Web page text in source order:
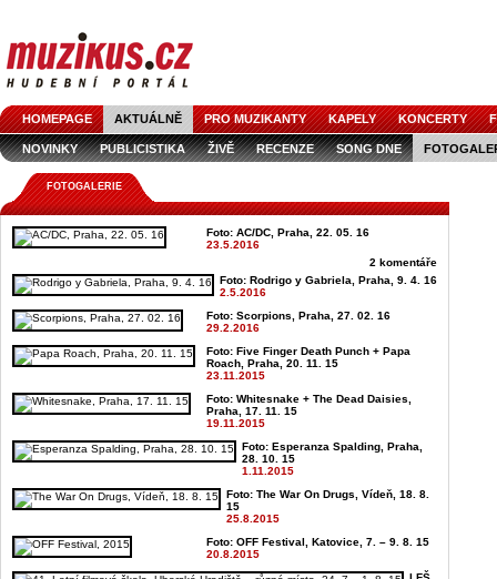
HOMEPAGE AKTUÁLNĚ PRO MUZIKANTY KAPELY KONCERTY
NOVINKY PUBLICISTIKA ŽIVĚ RECENZE SONG DNE
FOTOGALERIE
Foto: AC/DC, Praha, 22. 05. 16
23.5.2016
2 komentáře
Foto: Rodrigo y Gabriela, Praha, 9. 4. 16
2.5.2016
Foto: Scorpions, Praha, 27. 02. 16
29.2.2016
Foto: Five Finger Death Punch + Papa
Roach, Praha, 20. 11. 15
23.11.2015
Foto: Whitesnake + The Dead Daisies,
Praha, 17. 11. 15
19.11.2015
Foto: Esperanza Spalding, Praha,
28. 10. 15
1.11.2015
Foto: The War On Drugs, Vídeň, 18. 8.
15
25.8.2015
Foto: OFF Festival, Katovice, 7. – 9. 8. 15
20.8.2015